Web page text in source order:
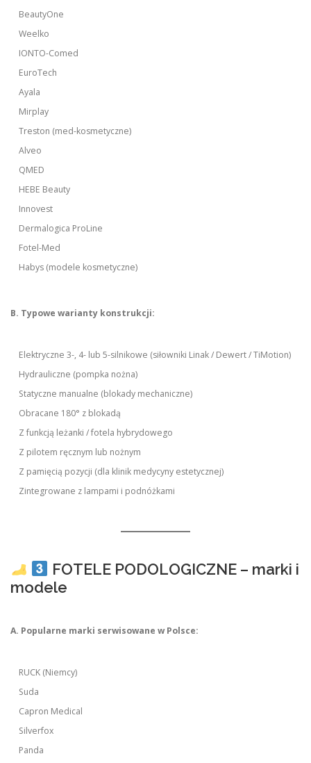
BeautyOne
Weelko
IONTO-Comed
EuroTech
Ayala
Mirplay
Treston (med-kosmetyczne)
Alveo
QMED
HEBE Beauty
Innovest
Dermalogica ProLine
Fotel-Med
Habys (modele kosmetyczne)
B. Typowe warianty konstrukcji:
Elektryczne 3-, 4- lub 5-silnikowe (siłowniki Linak / Dewert / TiMotion)
Hydrauliczne (pompka nożna)
Statyczne manualne (blokady mechaniczne)
Obracane 180° z blokadą
Z funkcją leżanki / fotela hybrydowego
Z pilotem ręcznym lub nożnym
Z pamięcią pozycji (dla klinik medycyny estetycznej)
Zintegrowane z lampami i podnóżkami
FOTELE PODOLOGICZNE – marki i
modele
A. Popularne marki serwisowane w Polsce:
RUCK (Niemcy)
Suda
Capron Medical
Silverfox
Panda